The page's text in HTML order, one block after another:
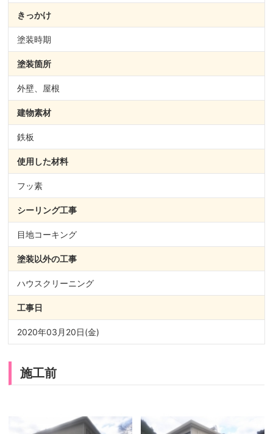
きっかけ
塗装時期
塗装箇所
外壁、屋根
建物素材
鉄板
使用した材料
フッ素
シーリング工事
目地コーキング
塗装以外の工事
ハウスクリーニング
工事日
2020年03月20日(金)
施工前